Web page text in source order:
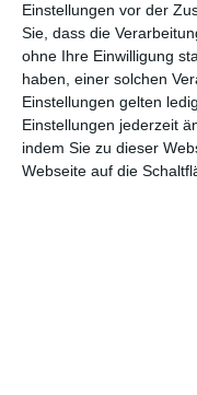
Einstellungen vor der
Sie, dass die
ohne Ihre Einwilligung
haben, einer solchen
Einstellungen gelten
Einstellungen jederzeit
indem Sie zu dieser
Webseite auf die
Hängeleuchten im